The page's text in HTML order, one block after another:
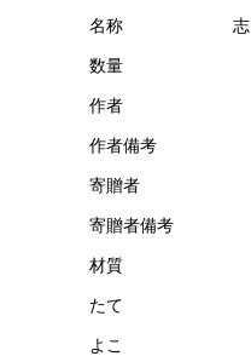
名称
数量
作者
作者備考
寄贈者
寄贈者備考
材質
たて
よこ